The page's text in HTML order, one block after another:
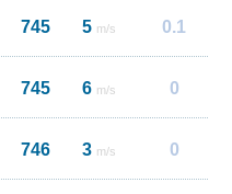
745 5 m/s 0.1
745 6 m/s 0
746 3 m/s 0